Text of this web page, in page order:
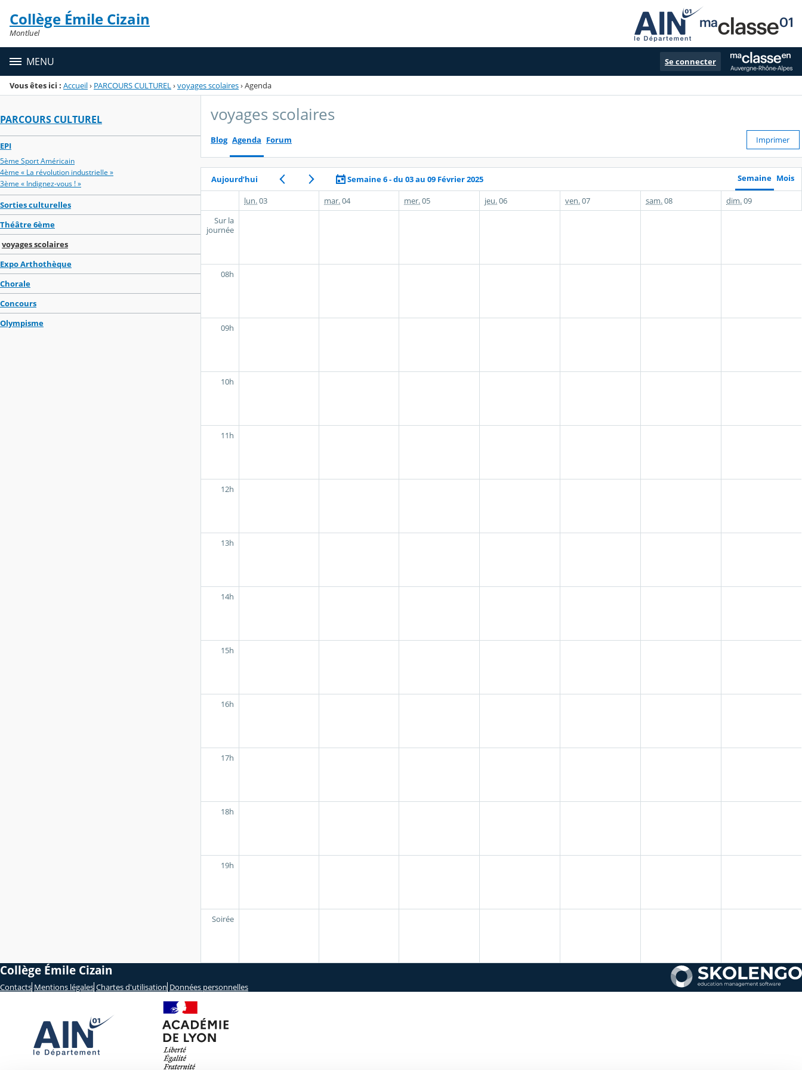
Menu de la rubrique
Contenu
Collège Émile Cizain
Montluel
MENU Se connecter
Vous êtes ici : Accueil› PARCOURS CULTUREL›voyages scolaires›Agenda
PARCOURS CULTUREL
EPI
5ème Sport Américain
4ème « La révolution industrielle »
3ème « Indignez-vous ! »
Sorties culturelles
Théâtre 6ème
voyages scolaires
Expo Arthothèque
Chorale
Concours
Olympisme
voyages scolaires
Blog Agenda Forum Imprimer
Aujourd’hui Semaine 6 - du 03 au 09 Février 2025 Semaine Mois
lun.03 mar.04 mer.05 jeu.06 ven.07 sam.08 dim.09
Sur la
journée
08h
09h
10h
11h
12h
13h
14h
15h
16h
17h
18h
19h
Soirée
Collège Émile Cizain
Contacts Mentions légales Chartes d'utilisation Données personnelles